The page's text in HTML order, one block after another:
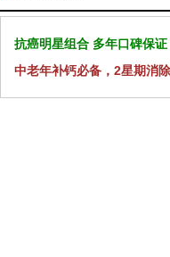
抗癌明星组合 多年口碑保
中老年补钙必备，2星期消